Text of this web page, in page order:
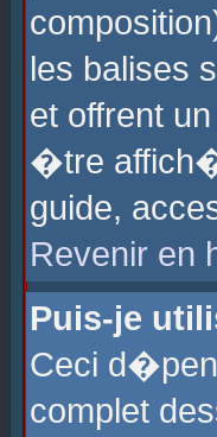
les balises
et offrent
�tre
guide,
Revenir en
Puis-je
Ceci
complet